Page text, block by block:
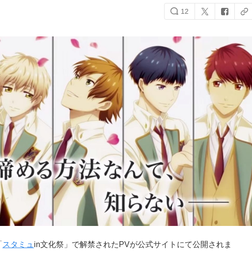
12
スタミュ in文化祭」で解禁されたPVが公式サイトにて公開されま